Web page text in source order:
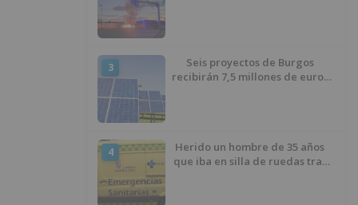
3
Seis proyectos de Burgos
recibirán 7,5 millones de euros
4
Herido un hombre de 35 años
que iba en silla de ruedas tras